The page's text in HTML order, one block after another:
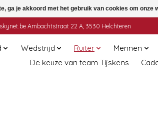
Ambachtstraat 22 A, 3530 Helchteren
Wedstrijd Ruiter Mennen
De keuze van team Tijskens
ga je akkoord met het gebruik van cookies om onze